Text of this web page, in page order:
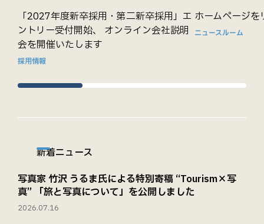
「2027年度新卒採用・第二新卒採用」エ
ントリー受付開始、 オンライン会社説明
会を開催いたします
採用情報
ホームページ
ニュースルーム
新着ニュース
写真家 竹沢 うるま氏による特別寄稿 “Tourism×写
真” 「旅と写真について」を公開しました
2026.07.16